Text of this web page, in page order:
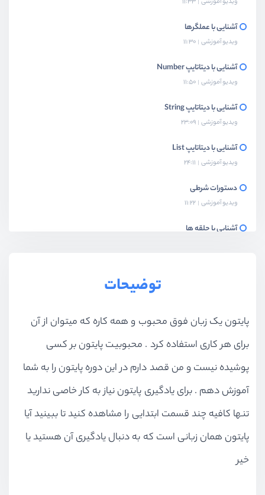
آشنایی با عملگرها
ویدیو آموزشی 11:30
آشنایی با دیتاتایپ Number
ویدیو آموزشی 11:50
آشنایی با دیتاتایپ String
ویدیو آموزشی 23:09
آشنایی با دیتاتایپ List
ویدیو آموزشی 24:11
دستورات شرطی
ویدیو آموزشی 11:22
آشنایی با حلقه ها
ویدیو آموزشی 10:53
مینی پروژه برنامه انتخاب پسورد
ویدیو آموزشی 23:42
کار با تاریخ و زمان
کار با فایل ها
ویدیو آموزشی 13:52
توضیحات
پایتون یک زبان فوق محبوب و همه کاره که میتوان از آن
برای هر کاری استفاده کرد . محبوبیت پایتون بر کسی
پوشیده نیست و من قصد دارم در این دوره پایتون را به شما
آموزش دهم . برای یادگیری پایتون نیاز به کار خاصی ندارید
تنها کافیه چند قسمت ابتدایی را مشاهده کنید تا ببینید آیا
پایتون همان زبانی است که به دنبال یادگیری آن هستید یا
خیر